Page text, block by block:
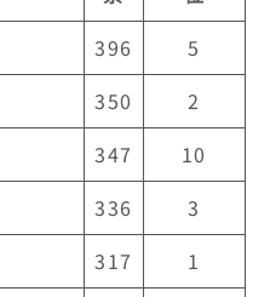
396
5
350
2
347
10
336
3
317
1